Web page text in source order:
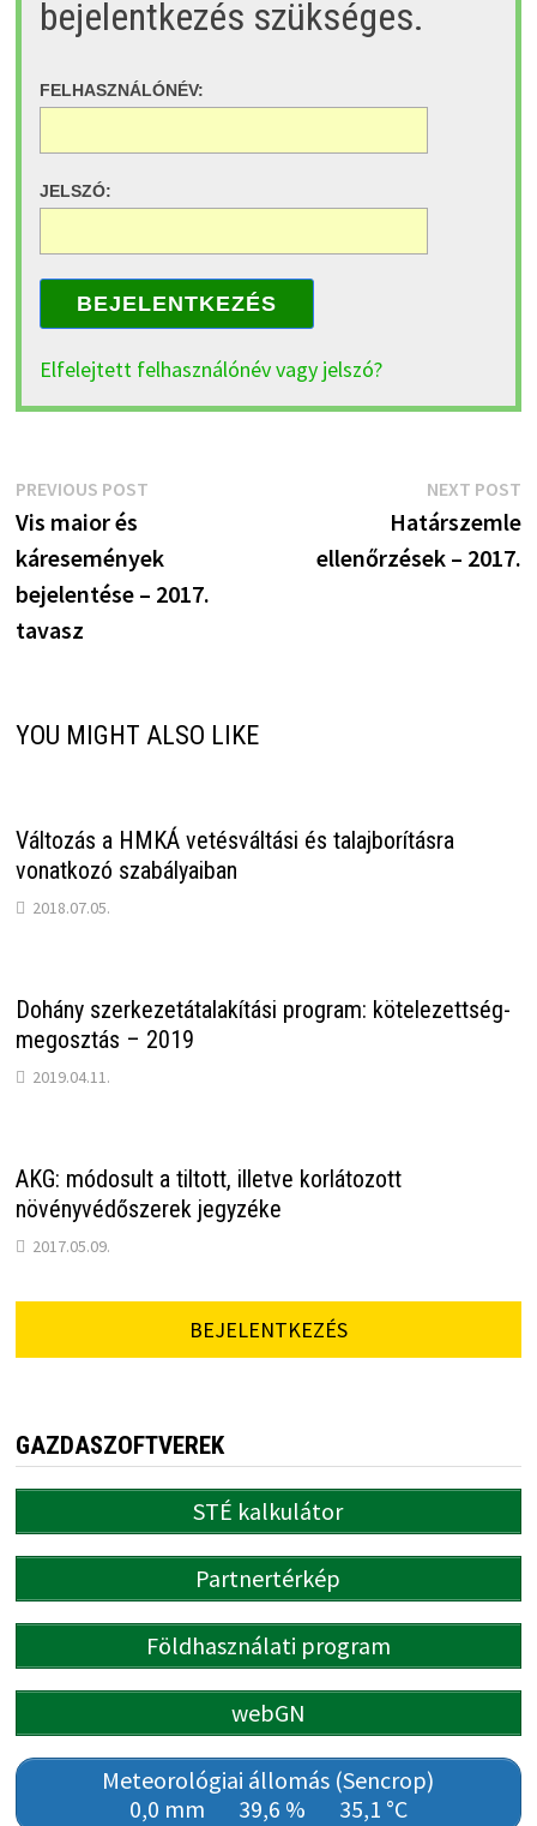
bejelentkezés szükséges.
FELHASZNÁLÓNÉV:
JELSZÓ:
BEJELENTKEZÉS
Elfelejtett felhasználónév vagy jelszó?
Bejegyzés
navigáció
PREVIOUS POSTPrevious
Vis maior és
káresemények
bejelentése – 2017.
tavasz
NEXT POST
Határszemle
ellenőrzések – 2017.
YOU MIGHT ALSO LIKE
Változás a HMKÁ vetésváltási és talajborításra
vonatkozó szabályaiban
2018.07.05.
Dohány szerkezetátalakítási program: kötelezettség-
megosztás – 2019
2019.04.11.
AKG: módosult a tiltott, illetve korlátozott
növényvédőszerek jegyzéke
2017.05.09.
BEJELENTKEZÉS
GAZDASZOFTVEREK
STÉ kalkulátor
Partnertérkép
Földhasználati program
webGN
Meteorológiai állomás (Sencrop)
0,0 mm
39,6 % 35,1 °C